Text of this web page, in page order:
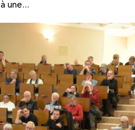
une...